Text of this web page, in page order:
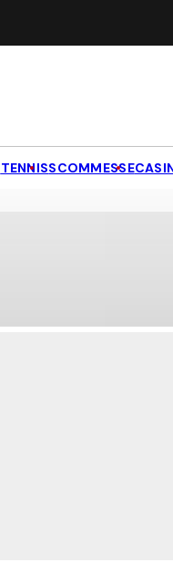
TENNISSCOMMESSE